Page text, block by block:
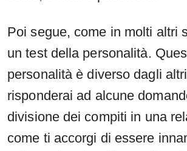
Poi segue, come in molti altri
un test della personalità.
personalità è diverso dagli
risponderai ad alcune
divisione dei compiti in una
come ti accorgi di essere